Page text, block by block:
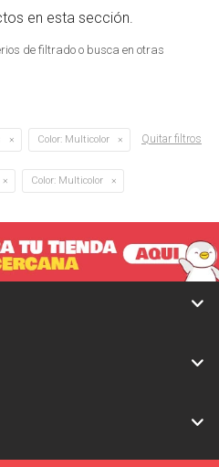
en esta sección.
de filtrado o busca en otras
Color: Multicolor Quitar filtros
Color: Multicolor